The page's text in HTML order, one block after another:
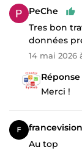
PeChe
Tres bon
données
14 mai 2026 à
Merci !
francevision
Au top